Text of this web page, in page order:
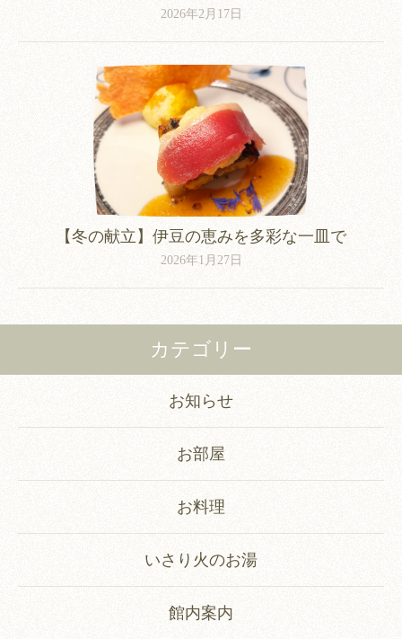
2026年2月17日
【冬の献立】伊豆の恵みを多彩な一皿で
2026年1月27日
カテゴリー
お知らせ
お部屋
お料理
いさり火のお湯
館内案内